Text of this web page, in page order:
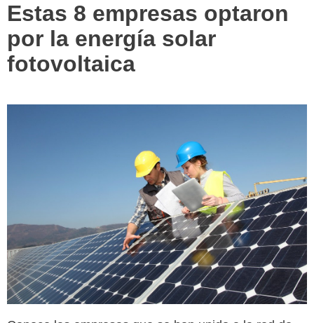
Estas 8 empresas optaron
por la energía solar
fotovoltaica